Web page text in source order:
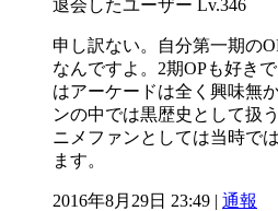
退会したユーザー Lv.346
申し訳ない。自分第一期の
なんですよ。2期OPも好き
はアーケードは全く興味無
ンの中では黒歴史として扱
ニメファンとしては当時で
ます。
2016年8月29日 23:49 | 通報